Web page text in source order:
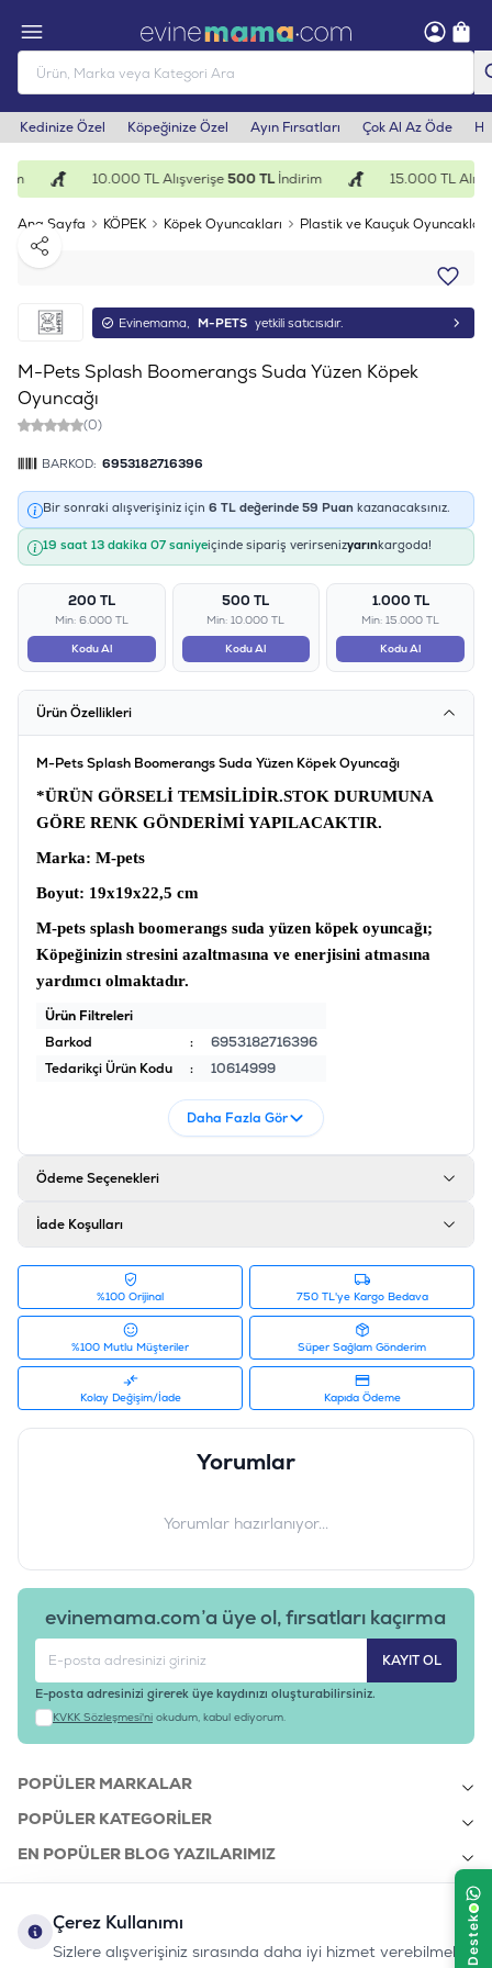
Kedinize Özel Köpeğinize Özel Ayın Fırsatları Çok Al Az Öde
10.000 TL Alışverişe500 TLİndirim 15.000 TL
Ana Sayfa KÖPEK Köpek Oyuncakları
Plastik ve Kauçuk Oyuncaklar
Paylaş
Evinemama, M-PETS yetkili satıcısıdır.
M-Pets Splash Boomerangs Suda Yüzen Köpek
Oyuncağı
(0)
BARKOD: 6953182716396
Bir sonraki alışverişiniz için 6 TL değerinde 59 Puan kazanacaksınız.
19 saat 13 dakika 06 saniyeiçinde sipariş verirsenizyarınkargoda!
200 TL
Min: 6.000 TL
Kodu Al
500 TL
Min: 10.000 TL
Kodu Al
1.000 TL
Min: 15.000 TL
Kodu Al
Ürün Özellikleri
M-Pets Splash Boomerangs Suda Yüzen Köpek Oyuncağı
*ÜRÜN GÖRSELİ TEMSİLİDİR.STOK DURUMUNA
GÖRE RENK GÖNDERİMİ YAPILACAKTIR.
Marka: M-pets
Boyut: 19x19x22,5 cm
M-pets splash boomerangs suda yüzen köpek oyuncağı;
Köpeğinizin stresini azaltmasına ve enerjisini atmasına
yardımcı olmaktadır.
Ürün Filtreleri
Barkod
:
6953182716396
Tedarikçi Ürün Kodu
: 10614999
Daha Fazla Gör
Ödeme Seçenekleri
İade Koşulları
%100 Orijinal 750 TL'ye Kargo Bedava
%100 Mutlu Müşteriler Süper Sağlam Gönderim
Kolay Değişim/İade Kapıda Ödeme
Yorumlar
Yorumlar hazırlanıyor...
evinemama.com’a üye ol, fırsatları kaçırma
KAYIT OL
E-posta adresinizi girerek üye kaydınızı oluşturabilirsiniz.
KVKK Sözleşmesi'ni okudum, kabul ediyorum.
POPÜLER MARKALAR
POPÜLER KATEGORILER
EN POPÜLER BLOG YAZILARIMIZ
KURUMSAL
Çerez Kullanımı
Sizlere alışverişiniz sırasında daha iyi hizmet verebilmek